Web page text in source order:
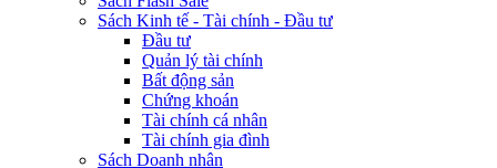
Sách Kinh tế - Tài chính - Đầu tư
Đầu tư
Quản lý tài chính
Bất động sản
Chứng khoán
Tài chính cá nhân
Tài chính gia đình
Sách Doanh nhân